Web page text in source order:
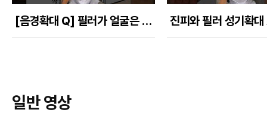
[음경확대 Q] 필러가 얼굴은 되는데 왜 음경은 안되나?
일반 영상